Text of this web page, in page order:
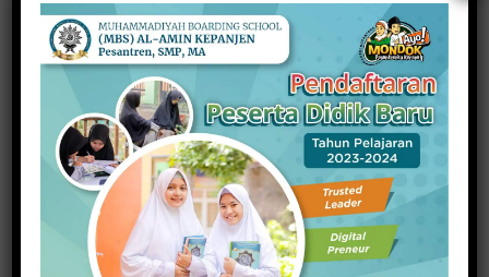
Raih Indeks Harmoni Indonesia
dari Mendagri, Kesbangpol
Wujudkan Kampung Harmoni
20 November 2025